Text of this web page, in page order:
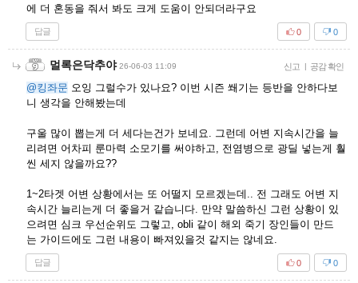
에 더 혼동을 줘서 봐도 크게 도움이 안되더라구요
답글 0
0
멀록은닥추야 26-06-03 11:09 신고 | 공감 확인
@킹좌문 오잉 그럴수가 있나요? 이번 시즌 쐐기는 등반을 안하다보
니 생각을 안해봤는데
구울 많이 뽑는게 더 세다는건가 보네요. 그런데 어변 지속시간을 늘
리려면 어차피 룬마력 소모기를 써야하고, 전염병으로 광딜 넣는게 훨
씬 세지 않을까요??
1~2타겟 어변 상황에서는 또 어떨지 모르겠는데.. 전 그래도 어변 지
속시간 늘리는게 더 좋을거 같습니다. 만약 말씀하신 그런 상황이 있
으려면 심크 우선순위도 그렇고, obli 같이 해외 죽기 장인들이 만드
는 가이드에도 그런 내용이 빠져있을것 같지는 않네요.
답글 0
0